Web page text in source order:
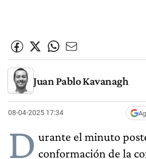
Juan Pablo Kavanagh
08-04-2025 17:34
D urante el minuto
conformación de la